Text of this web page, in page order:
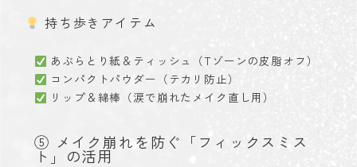
持ち歩きアイテム
あぶらとり紙＆ティッシュ（Tゾーンの皮脂オフ）
コンパクトパウダー（テカリ防止）
リップ＆綿棒（涙で崩れたメイク直し用）
⑤ メイク崩れを防ぐ「フィックスミス
ト」の活用